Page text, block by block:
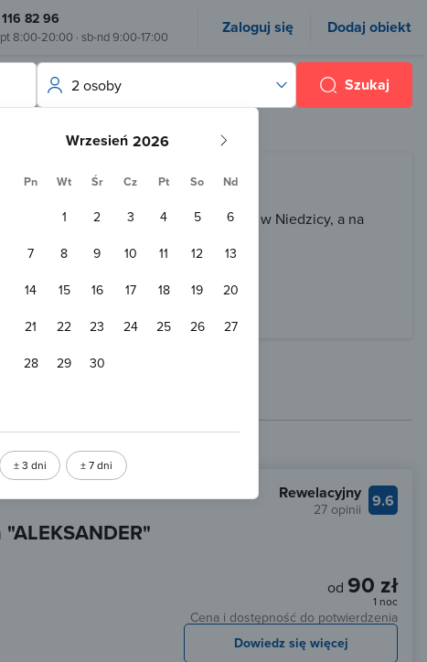
82 96
8:00-20:00 · sb-nd 9:00-17:00 Zaloguj się Dodaj obiekt
Wrzesień
Pn Wt Śr Cz Pt So Nd
1 2 3 4 5
6
7
8 9 10 11 12
13
14
15 16 17 18 19
20
21
22 23 24 25 26
27
28
29 30
± 3 dni ± 7 dni
2 osoby Szukaj
wypoczynek na wsi - sprawdź oferty w Niedzicy, a na
9.6
Rewelacyjny
27 opinii
od 90 zł
1 noc
Cena i dostępność do potwierdzenia
Dowiedz się więcej